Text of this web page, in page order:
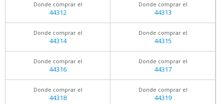
Donde comprar el
44312
Donde comprar el
44313
Donde comprar el
44314
Donde comprar el
44315
Donde comprar el
44316
Donde comprar el
44317
Donde comprar el
44318
Donde comprar el
44319